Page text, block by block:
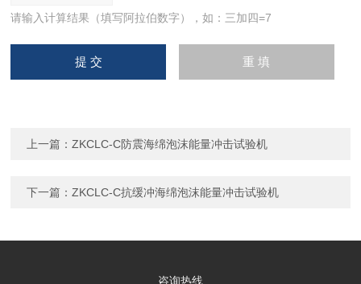
请输入计算结果（填写阿拉伯数字），如：三加四=7
上一篇：ZKCLC-C防震海绵泡沫能量冲击试验机
下一篇：ZKCLC-C抗缓冲海绵泡沫能量冲击试验机
咨询热线